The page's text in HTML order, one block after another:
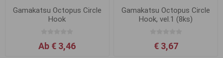
Gamakatsu Octopus Circle
Hook
Ab € 3,46
Gamakatsu Octopus Circle
Hook, vel.1 (8ks)
€ 3,67